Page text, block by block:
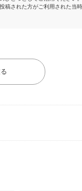
稿された方がご利用された当